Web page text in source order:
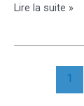
Planning
Lire la suite »
1